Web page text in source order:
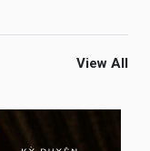
View All